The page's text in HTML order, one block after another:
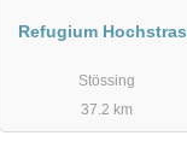
Refugium
Stössing
37.2 km